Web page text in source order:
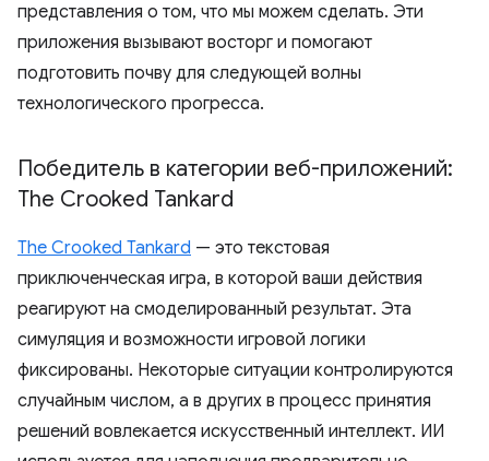
представления о том, что мы можем сделать. Эти
приложения вызывают восторг и помогают
подготовить почву для следующей волны
технологического прогресса.
Победитель в категории веб-приложений:
The Crooked Tankard
The Crooked Tankard — это текстовая
приключенческая игра, в которой ваши действия
реагируют на смоделированный результат. Эта
симуляция и возможности игровой логики
фиксированы. Некоторые ситуации контролируются
случайным числом, а в других в процесс принятия
решений вовлекается искусственный интеллект. ИИ